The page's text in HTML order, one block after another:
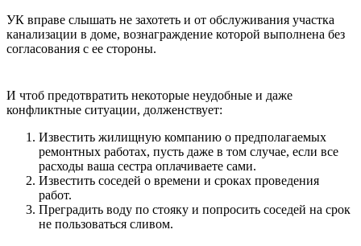
УК вправе слышать не захотеть и от обслуживания участка
канализации в доме, вознаграждение которой выполнена без
согласования с ее стороны.
И чтоб предотвратить некоторые неудобные и даже
конфликтные ситуации, долженствует:
Известить жилищную компанию о предполагаемых
ремонтных работах, пусть даже в том случае, если все
расходы ваша сестра оплачиваете сами.
Известить соседей о времени и сроках проведения
работ.
Преградить воду по стояку и попросить соседей на срок
не пользоваться сливом.